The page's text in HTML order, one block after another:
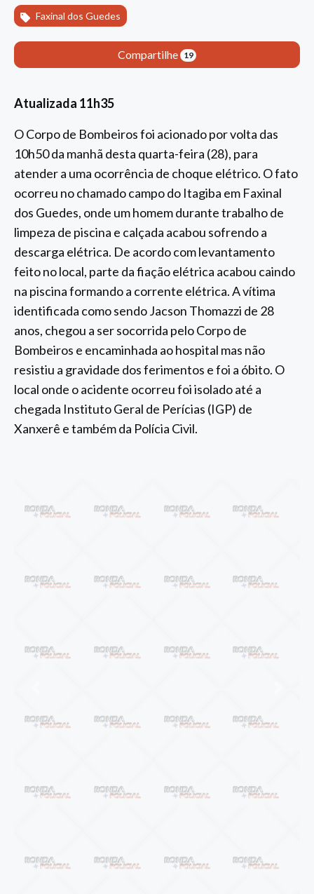
Faxinal dos Guedes
Compartilhe 19
Atualizada 11h35
O Corpo de Bombeiros foi acionado por volta das
10h50 da manhã desta quarta-feira (28), para
atender a uma ocorrência de choque elétrico. O fato
ocorreu no chamado campo do Itagiba em Faxinal
dos Guedes, onde um homem durante trabalho de
limpeza de piscina e calçada acabou sofrendo a
descarga elétrica. De acordo com levantamento
feito no local, parte da fiação elétrica acabou caindo
na piscina formando a corrente elétrica. A vítima
identificada como sendo Jacson Thomazzi de 28
anos, chegou a ser socorrida pelo Corpo de
Bombeiros e encaminhada ao hospital mas não
resistiu a gravidade dos ferimentos e foi a óbito. O
local onde o acidente ocorreu foi isolado até a
chegada Instituto Geral de Perícias (IGP) de
Xanxerê e também da Polícia Civil.